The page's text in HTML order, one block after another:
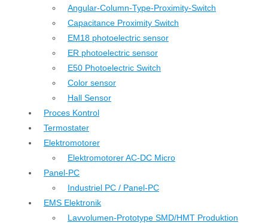
Angular-Column-Type-Proximity-Switch
Capacitance Proximity Switch
EM18 photoelectric sensor
ER photoelectric sensor
E50 Photoelectric Switch
Color sensor
Hall Sensor
Proces Kontrol
Termostater
Elektromotorer
Elektromotorer AC-DC Micro
Panel-PC
Industriel PC / Panel-PC
EMS Elektronik
Lavvolumen-Prototype SMD/HMT Produktion